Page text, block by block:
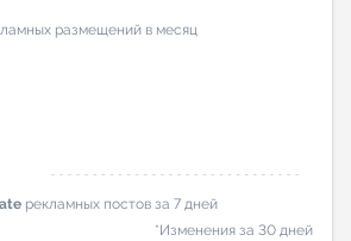
размещений в месяц
рекламных постов за 7 дней
*Изменения за 30 дней